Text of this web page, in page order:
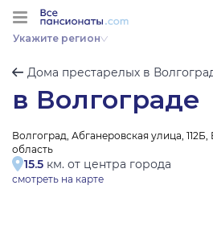
Укажите регион
Дома престарелых в
в Волгограде
Волгоград, Абганеровская улица,
область
15.5 км. от центра города
смотреть на карте